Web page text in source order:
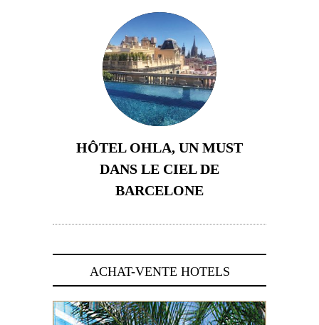
HÔTEL OHLA, UN MUST
DANS LE CIEL DE
BARCELONE
ACHAT-VENTE HOTELS